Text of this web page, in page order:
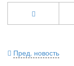
Пред. новость